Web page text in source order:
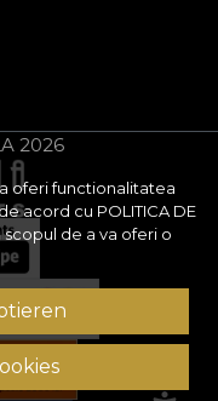
oferi functionalitatea
acord cu POLITICA DE
de a va oferi o
2026